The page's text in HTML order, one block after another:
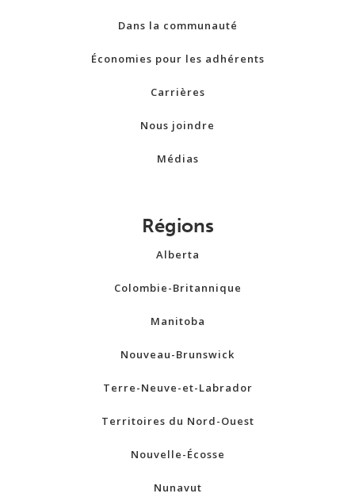
Dans la communauté
Économies pour les adhérents
Carrières
Nous joindre
Médias
Régions
Alberta
Colombie-Britannique
Manitoba
Nouveau-Brunswick
Terre-Neuve-et-Labrador
Territoires du Nord-Ouest
Nouvelle-Écosse
Nunavut